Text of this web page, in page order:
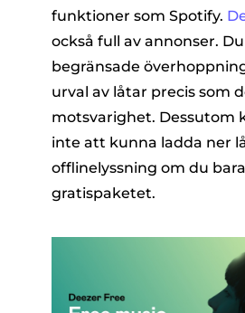
funktioner som Spotify.
också full av annonser.
begränsade
urval av låtar precis som
motsvarighet. Dessutom
inte att kunna ladda ner
offlinelyssning om du
gratispaketet.